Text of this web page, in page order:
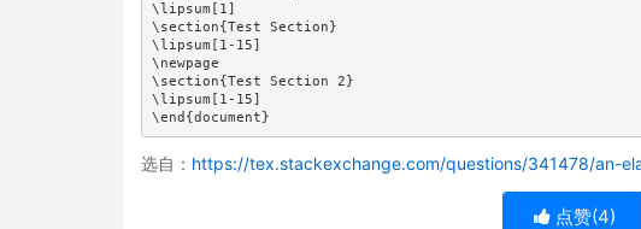
\lipsum[1]
\section{Test Section}
\lipsum[1-15]
\newpage
\section{Test Section 2}
\lipsum[1-15]
\end{document}
选自： https://tex.stackexchange.com/questions/341478/an-
点赞(4)